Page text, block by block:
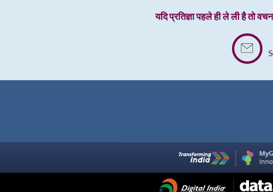
यदि प्रतिज्ञा पहले ही ले ली है तो